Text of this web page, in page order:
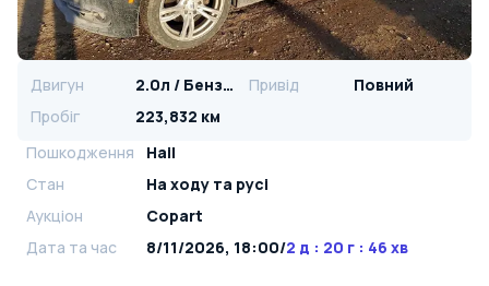
Двигун 2.0л / Бензин Привід
Повний
Пробіг
223,832 км
Пошкодження
Hail
Стан
На ​​ходу та русі
Аукціон
Copart
Дата та час
8/11/2026, 18:00/2 д : 20 г : 46 хв